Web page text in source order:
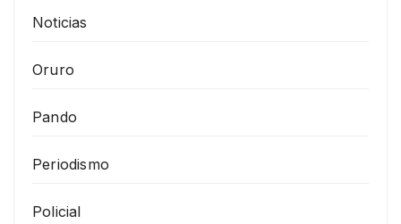
Noticias
Oruro
Pando
Periodismo
Policial